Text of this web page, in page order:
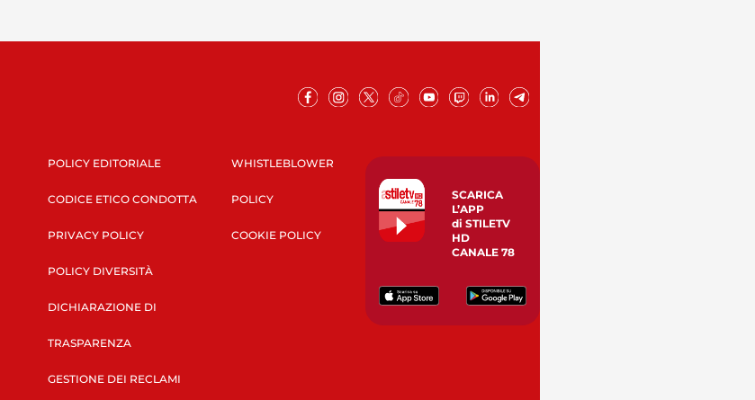
POLICY EDITORIALE
CODICE ETICO CONDOTTA
PRIVACY POLICY
POLICY DIVERSITÀ
DICHIARAZIONE DI
TRASPARENZA
GESTIONE DEI RECLAMI
WHISTLEBLOWER
POLICY
COOKIE POLICY
SCARICA
L’APP
di STILETV
HD
CANALE 78